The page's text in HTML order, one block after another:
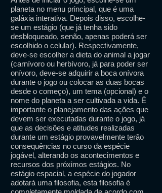
planeta no menu principal, que é uma
galáxia interativa. Depois disso, escolhe-
se um estágio (que já tenha sido
desbloqueado, senão, apenas poderá ser
escolhido o celular). Respectivamente,
deve-se escolher a dieta do animal a jogar
(carnívoro ou herbívoro, já para poder ser
onívoro, deve-se adquirir a boca onívora
durante o jogo ou colocar as duas bocas
desde o começo), um tema (opcional) e o
nome do planeta a ser cultivada a vida. É
importante o planejamento das ações que
devem ser executadas durante o jogo, já
que as decisões e atitudes realizadas
durante um estágio provavelmente terão
consequências no curso da espécie
jogável, alterando os acontecimentos e
recursos dos próximos estágios. No
estágio espacial, a espécie do jogador
adotará uma filosofia, esta filosofia é